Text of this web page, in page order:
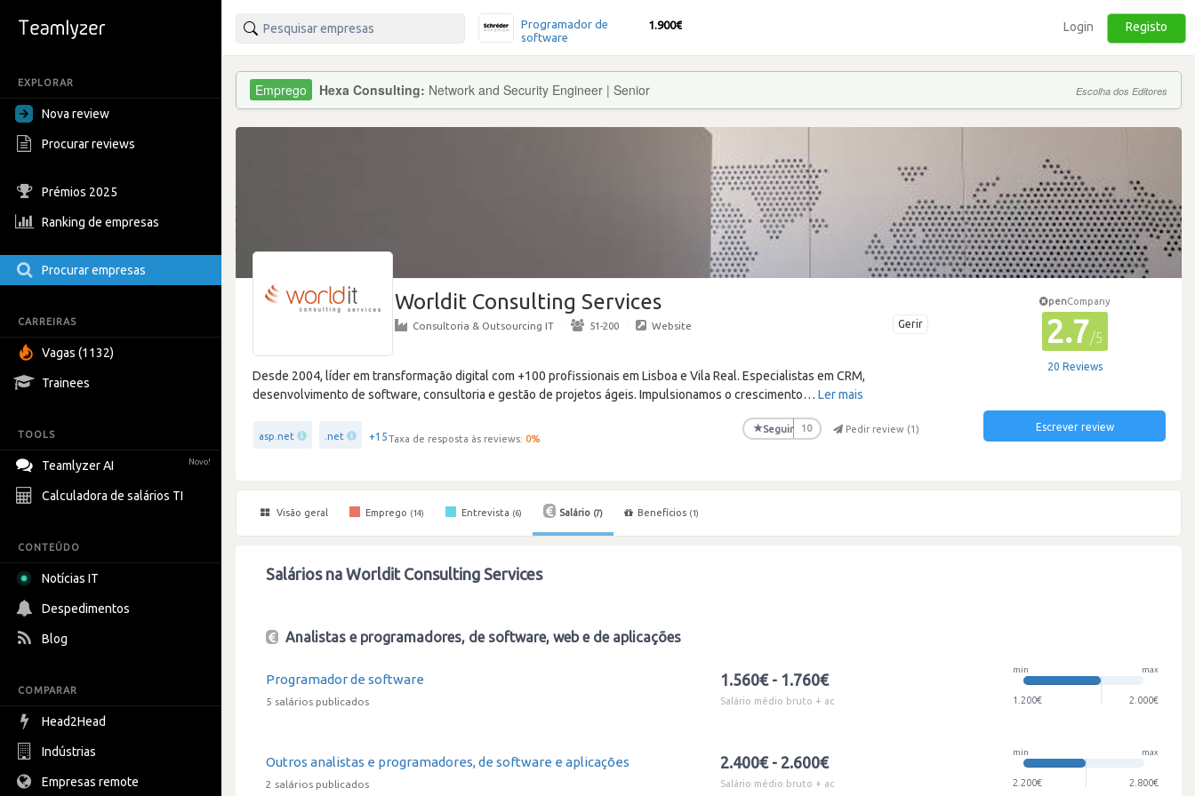
EXPLORAR
Nova review
Procurar reviews
Prémios 2025
Ranking de empresas
Procurar empresas
CARREIRAS
Vagas (1132)
Trainees
TOOLS
Teamlyzer AI Novo!
Calculadora de salários TI
CONTEÚDO
Notícias IT
Despedimentos
Blog
COMPARAR
Head2Head
Indústrias
Empresas remote
Programador de
software
1.900€ Login Registo
Hexa Consulting: Network and Security Engineer | Senior Escolha dos Editores
Worldit Consulting Services
Gerir
Consultoria & Outsourcing IT · 51-200 · Website
Desde 2004, líder em transformação digital com +100 profissionais em Lisboa e Vila Real. Especialistas em CRM,
desenvolvimento de software, consultoria e gestão de projetos ágeis. Impulsionamos o crescimento… Ler mais
asp.net .net +15Taxa de resposta às reviews: 0%
★Seguir 10 Pedir review (1)
penCompany
2.7/5
20 Reviews
Escrever review
Visão geral Emprego (14) Entrevista (6) Salário (7) Benefícios (1)
Salários na Worldit Consulting Services
Analistas e programadores, de software, web e de aplicações
Programador de software
5 salários publicados
1.560€ - 1.760€
Salário médio bruto + ac
min max
1.200€ 2.000€
Outros analistas e programadores, de software e aplicações
2 salários publicados
2.400€ - 2.600€
Salário médio bruto + ac
min max
2.200€ 2.800€